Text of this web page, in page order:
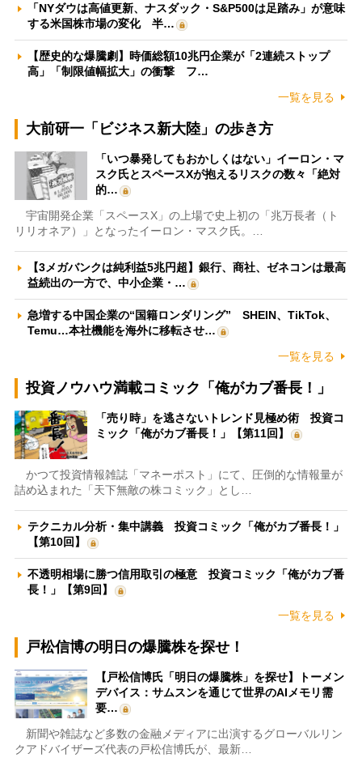
「NYダウは高値更新、ナスダック・S&P500は足踏み」が意味
する米国株市場の変化 半…
【歴史的な爆騰劇】時価総額10兆円企業が「2連続ストップ
高」「制限値幅拡大」の衝撃 フ…
一覧を見る
大前研一「ビジネス新大陸」の歩き方
「いつ暴発してもおかしくはない」イーロン・マ
スク氏とスペースXが抱えるリスクの数々「絶対
的…
宇宙開発企業「スペースX」の上場で史上初の「兆万長者（ト
リリオネア）」となったイーロン・マスク氏。…
【3メガバンクは純利益5兆円超】銀行、商社、ゼネコンは最高
益続出の一方で、中小企業・…
急増する中国企業の“国籍ロンダリング” SHEIN、TikTok、
Temu…本社機能を海外に移転させ…
一覧を見る
投資ノウハウ満載コミック「俺がカブ番長！」
「売り時」を逃さないトレンド見極め術 投資コ
ミック「俺がカブ番長！」【第11回】
かつて投資情報雑誌「マネーポスト」にて、圧倒的な情報量が
詰め込まれた「天下無敵の株コミック」とし…
テクニカル分析・集中講義 投資コミック「俺がカブ番長！」
【第10回】
不透明相場に勝つ信用取引の極意 投資コミック「俺がカブ番
長！」【第9回】
一覧を見る
戸松信博の明日の爆騰株を探せ！
【戸松信博氏「明日の爆騰株」を探せ】トーメン
デバイス：サムスンを通じて世界のAIメモリ需
要…
新聞や雑誌など多数の金融メディアに出演するグローバルリン
クアドバイザーズ代表の戸松信博氏が、最新…